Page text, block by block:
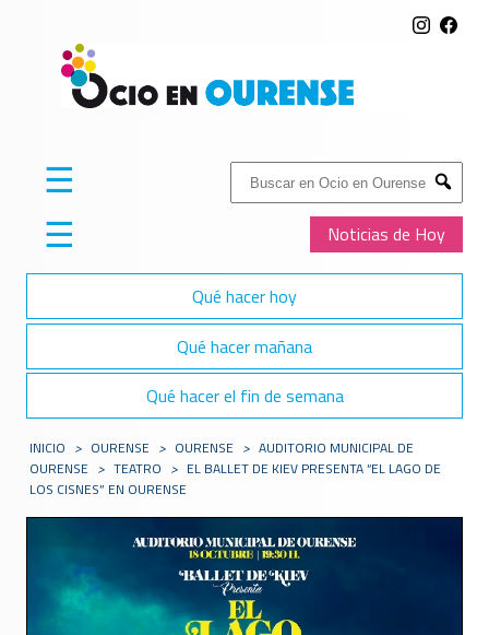
Buscar:
Submit
Noticias de Hoy
☰
☰
Qué hacer hoy
Qué hacer mañana
Qué hacer el fin de semana
INICIO > OURENSE > OURENSE > AUDITORIO MUNICIPAL DE
OURENSE > TEATRO > EL BALLET DE KIEV PRESENTA “EL LAGO DE
LOS CISNES” EN OURENSE